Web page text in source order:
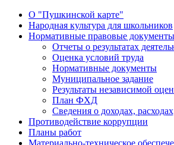
О "Пушкинской карте"
Народная культура для школьников
Нормативные правовые документы
Отчеты о результатах
Оценка условий труда
Нормативные документы
Муниципальное задание
Результаты независимой
План ФХД
Сведения о доходах,
Противодействие коррупции
Планы работ
Материально-техническое